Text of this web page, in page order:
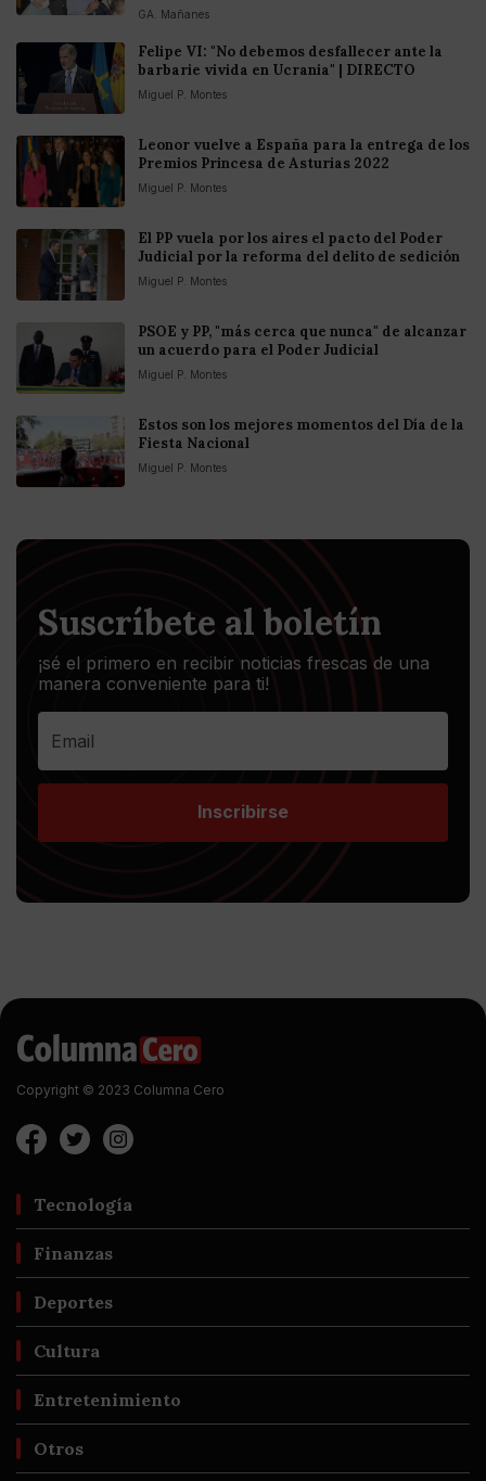
GA. Mañanes
Felipe VI: "No debemos desfallecer ante la
barbarie vivida en Ucrania" | DIRECTO
Miguel P. Montes
Leonor vuelve a España para la entrega de los
Premios Princesa de Asturias 2022
Miguel P. Montes
El PP vuela por los aires el pacto del Poder
Judicial por la reforma del delito de sedición
Miguel P. Montes
PSOE y PP, "más cerca que nunca" de alcanzar
un acuerdo para el Poder Judicial
Miguel P. Montes
Estos son los mejores momentos del Día de la
Fiesta Nacional
Miguel P. Montes
Suscríbete al boletín
¡sé el primero en recibir noticias frescas de una
manera conveniente para ti!
Inscribirse
Copyright © 2023 Columna Cero
Tecnología
Finanzas
Deportes
Cultura
Entretenimiento
Otros